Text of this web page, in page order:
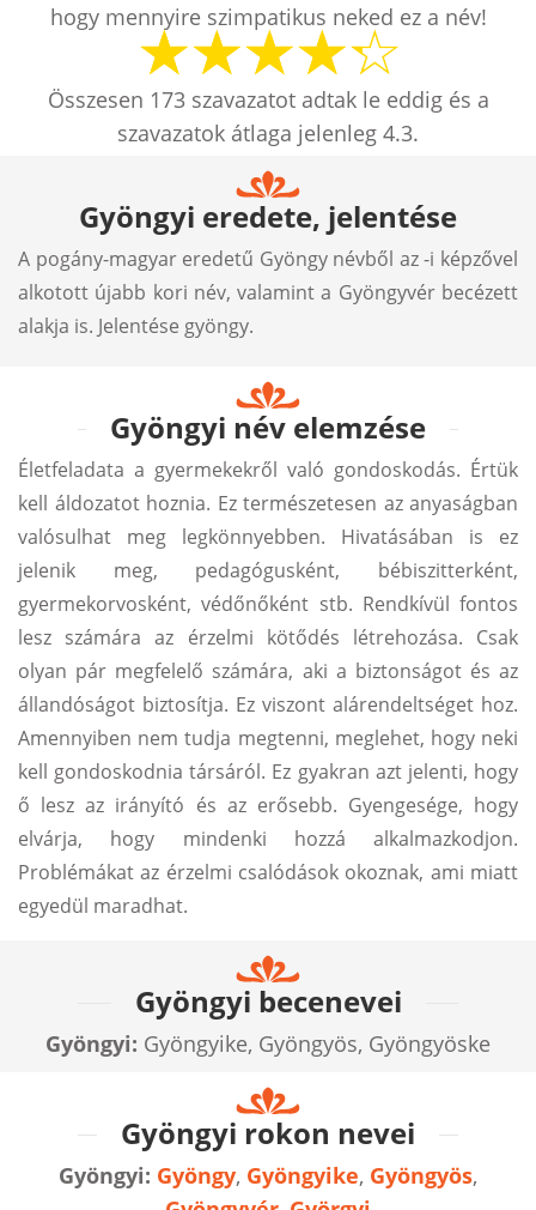
hogy mennyire szimpatikus neked ez a név!
Összesen 173szavazatot adtak le eddig és a
szavazatok átlaga jelenleg 4.3.
Gyöngyi eredete, jelentése
A pogány-magyar eredetű Gyöngy névből az -i képzővel
alkotott újabb kori név, valamint a Gyöngyvér becézett
alakja is. Jelentése gyöngy.
Gyöngyi név elemzése
Életfeladata a gyermekekről való gondoskodás. Értük
kell áldozatot hoznia. Ez természetesen az anyaságban
valósulhat meg legkönnyebben. Hivatásában is ez
jelenik meg, pedagógusként, bébiszitterként,
gyermekorvosként, védőnőként stb. Rendkívül fontos
lesz számára az érzelmi kötődés létrehozása. Csak
olyan pár megfelelő számára, aki a biztonságot és az
állandóságot biztosítja. Ez viszont alárendeltséget hoz.
Amennyiben nem tudja megtenni, meglehet, hogy neki
kell gondoskodnia társáról. Ez gyakran azt jelenti, hogy
ő lesz az irányító és az erősebb. Gyengesége, hogy
elvárja, hogy mindenki hozzá alkalmazkodjon.
Problémákat az érzelmi csalódások okoznak, ami miatt
egyedül maradhat.
Gyöngyi becenevei
Gyöngyi: Gyöngyike, Gyöngyös, Gyöngyöske
Gyöngyi rokon nevei
Gyöngyi: Gyöngy, Gyöngyike, Gyöngyös,